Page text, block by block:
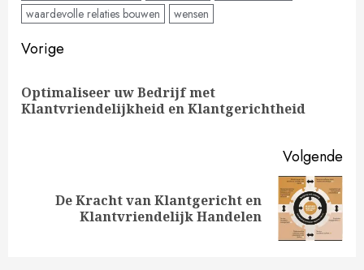
waardevolle relaties bouwen
wensen
Doorgaan
met
lezen
Vorige
Optimaliseer uw Bedrijf met
Klantvriendelijkheid en Klantgerichtheid
Volgende
Volgende
De Kracht van Klantgericht en
Klantvriendelijk Handelen